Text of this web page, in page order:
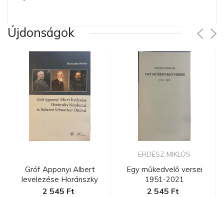
Újdonságok
Gróf Apponyi Albert
levelezése Horánszky
Nándorra...
2 545 Ft
ERDÉSZ MIKLÓS
Egy műkedvelő versei
1951-2021
2 545 Ft